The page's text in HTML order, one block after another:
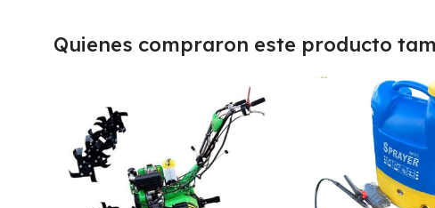
Quienes compraron este producto